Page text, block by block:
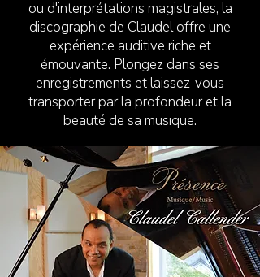
ou d'interprétations magistrales, la
discographie de Claudel offre une
expérience auditive riche et
émouvante. Plongez dans ses
enregistrements et laissez-vous
transporter par la profondeur et la
beauté de sa musique.